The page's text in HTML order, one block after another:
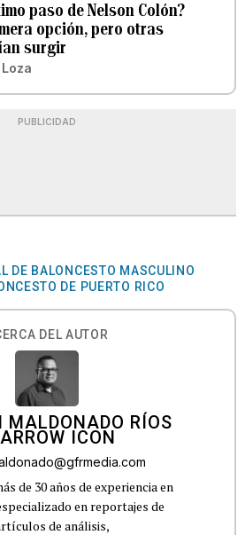
paso de Nelson Colón?
opción, pero otras
surgir
PUBLICIDAD
DE BALONCESTO MASCULINO
DE PUERTO RICO
DEL AUTOR
MALDONADO RÍOS
de 30 años de experiencia en
en reportajes de
de análisis,